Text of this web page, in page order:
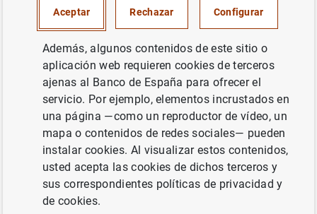
Eugenia Vella
TIPOS DE CAMBIO
MERCADO DE TRABAJO POLÍTICA FISCAL
INVERSIÓN EMPRESARIAL
Documento completo
Aceptar Rechazar Configurar
Además, algunos contenidos de este sitio o
aplicación web requieren cookies de terceros
ajenas al Banco de España para ofrecer el
servicio. Por ejemplo, elementos incrustados en
una página —como un reproductor de vídeo, un
mapa o contenidos de redes sociales— pueden
instalar cookies. Al visualizar estos contenidos,
usted acepta las cookies de dichos terceros y
sus correspondientes políticas de privacidad y
de cookies.